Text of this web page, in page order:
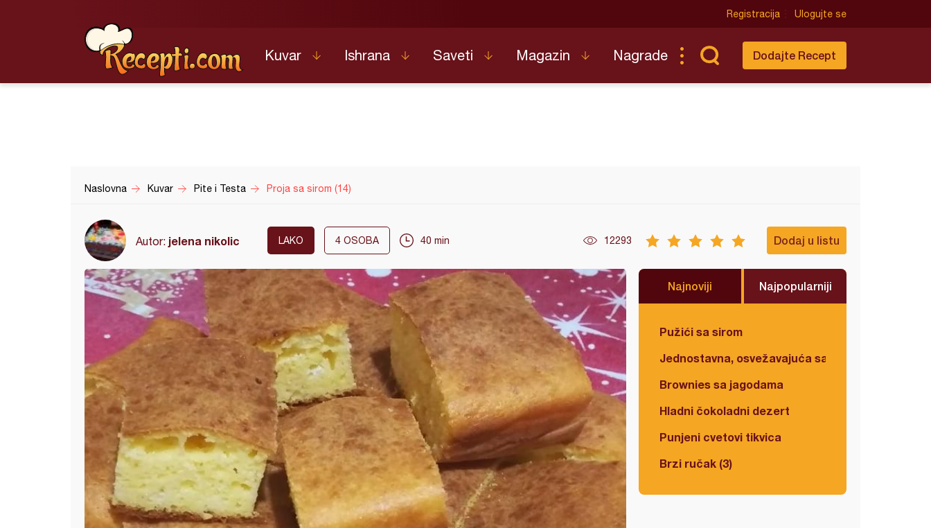
Registracija Ulogujte se
Kuvar Ishrana Saveti Magazin Nagrade Dodajte Recept
Naslovna Kuvar Pite i Testa Proja sa sirom (14)
Autor: jelena nikolic LAKO 4 OSOBA 40 min 12293 Dodaj u listu
Najnoviji Najpopularniji
Pužići sa sirom
Jednostavna, osvežavajuća salata
Brownies sa jagodama
Hladni čokoladni dezert
Punjeni cvetovi tikvica
Brzi ručak (3)